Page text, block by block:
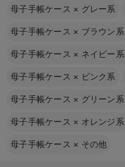
母子手帳ケース × グレー系
母子手帳ケース × ブラウン系
母子手帳ケース × ネイビー系
母子手帳ケース × ピンク系
母子手帳ケース × グリーン系
母子手帳ケース × オレンジ系
母子手帳ケース × その他